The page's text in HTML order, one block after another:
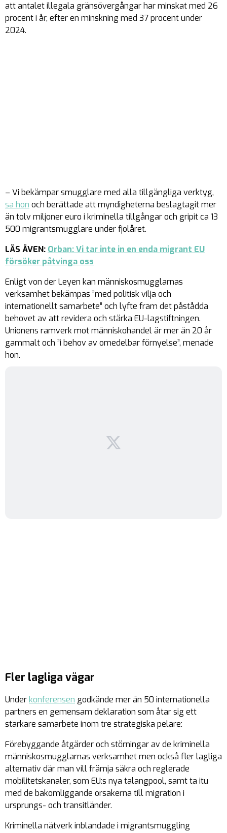
att antalet illegala gränsövergångar har minskat med 26
procent i år, efter en minskning med 37 procent under
2024.
– Vi bekämpar smugglare med alla tillgängliga verktyg,
sa hon och berättade att myndigheterna beslagtagit mer
än tolv miljoner euro i kriminella tillgångar och gripit ca 13
500 migrantsmugglare under fjolåret.
LÄS ÄVEN: Orban: Vi tar inte in en enda migrant EU
försöker påtvinga oss
Enligt von der Leyen kan människosmugglarnas
verksamhet bekämpas ”med politisk vilja och
internationellt samarbete” och lyfte fram det påstådda
behovet av att revidera och stärka EU-lagstiftningen.
Unionens ramverk mot människohandel är mer än 20 år
gammalt och ”i behov av omedelbar förnyelse”, menade
hon.
Fler lagliga vägar
Under konferensen godkände mer än 50 internationella
partners en gemensam deklaration som åtar sig ett
starkare samarbete inom tre strategiska pelare:
Förebyggande åtgärder och störningar av de kriminella
människosmugglarnas verksamhet men också fler lagliga
alternativ där man vill främja säkra och reglerade
mobilitetskanaler, som EU:s nya talangpool, samt ta itu
med de bakomliggande orsakerna till migration i
ursprungs- och transitländer.
Kriminella nätverk inblandade i migrantsmuggling